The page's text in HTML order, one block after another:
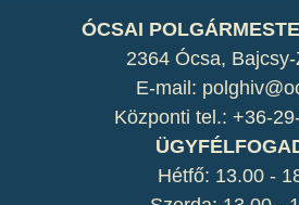
ÓCSAI
2364 Ócsa,
E-mail:
Központi tel.: +36-
Hétfő: 13.00 -